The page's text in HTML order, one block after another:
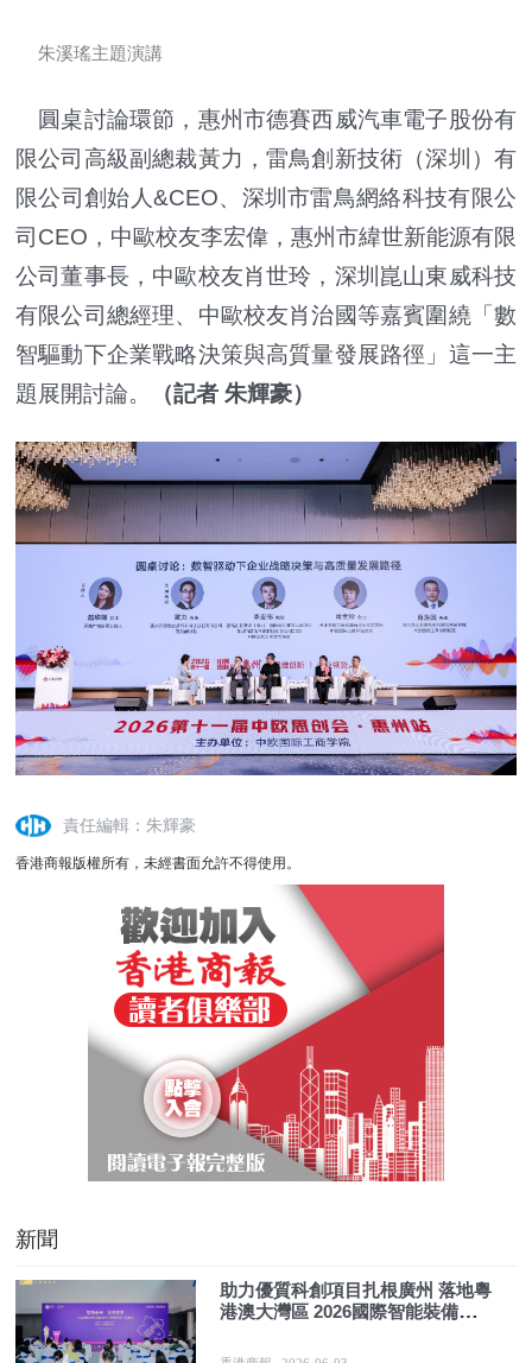
朱溪瑤主題演講
圓桌討論環節，惠州市德賽西威汽車電子股份有
限公司高級副總裁黃力，雷鳥創新技術（深圳）有
限公司創始人&CEO、深圳市雷鳥網絡科技有限公
司CEO，中歐校友李宏偉，惠州市緯世新能源有限
公司董事長，中歐校友肖世玲，深圳崑山東威科技
有限公司總經理、中歐校友肖治國等嘉賓圍繞「數
智驅動下企業戰略決策與高質量發展路徑」這一主
題展開討論。
（記者 朱輝豪）
責任編輯：朱輝豪
香港商報版權所有，未經書面允許不得使用。
新聞
助力優質科創項目扎根廣州 落地粵
港澳大灣區 2026國際智能裝備技術